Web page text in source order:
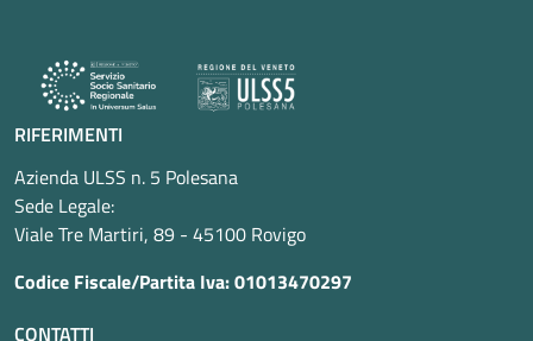
RIFERIMENTI
Azienda ULSS n. 5 Polesana
Sede Legale:
Viale Tre Martiri, 89 - 45100 Rovigo
Codice Fiscale/Partita Iva: 01013470297
CONTATTI